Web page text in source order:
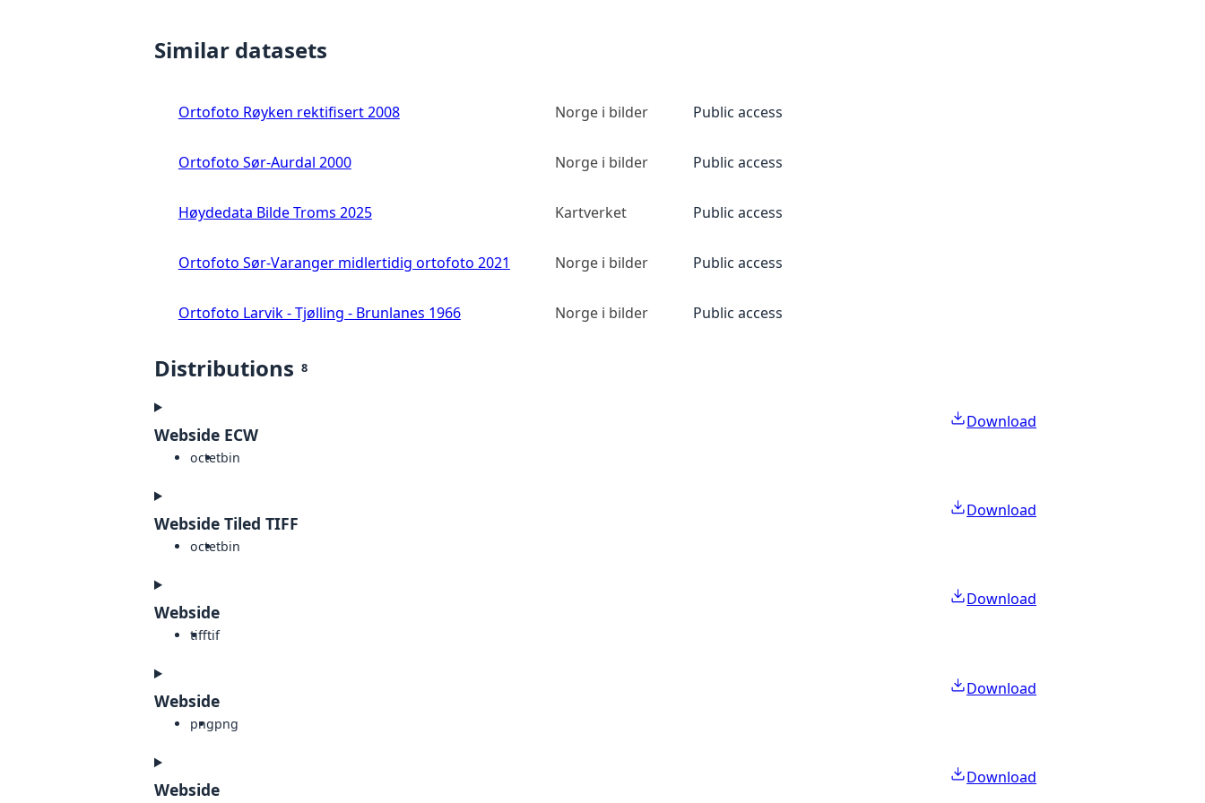
Similar datasets
Ortofoto Røyken rektifisert 2008 Norge i bilder Public access
Ortofoto Sør-Aurdal 2000 Norge i bilder Public access
Høydedata Bilde Troms 2025 Kartverket Public access
Ortofoto Sør-Varanger midlertidig ortofoto 2021 Norge i bilder Public access
Ortofoto Larvik - Tjølling - Brunlanes 1966 Norge i bilder Public access
Distributions 8
Webside ECW
octetbin
Download
Webside Tiled TIFF
octetbin
Download
Webside
tifftif
Download
Webside
pngpng
Download
Webside
Download